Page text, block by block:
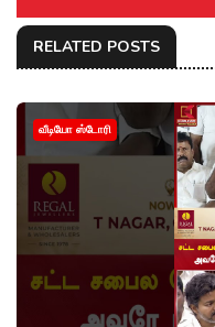
RELATED POSTS
வீடியோ ஸ்டோரி